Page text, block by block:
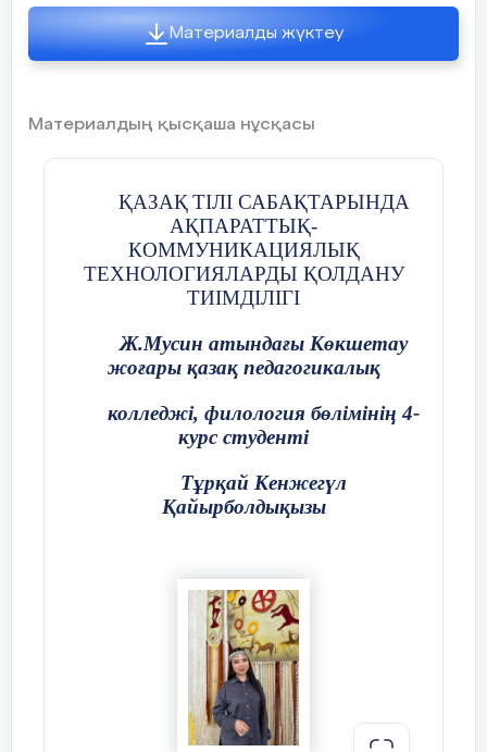
Материалды жүктеу
Материалдың қысқаша нұсқасы
ҚАЗАҚ ТІЛІ САБАҚТАРЫНДА
АҚПАРАТТЫҚ-
КОММУНИКАЦИЯЛЫҚ
ТЕХНОЛОГИЯЛАРДЫ ҚОЛДАНУ
ТИІМДІЛІГІ
Ж.Мусин атындағы Көкшетау
жоғары қазақ педагогикалық
колледжі, филология бөлімінің 4-
курс студенті
Тұрқай Кенжегүл
Қайырболдықызы